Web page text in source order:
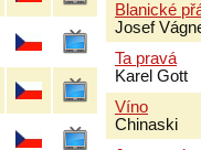
Blanické
Josef
Ta pravá
Karel Gott
Víno
Chinaski